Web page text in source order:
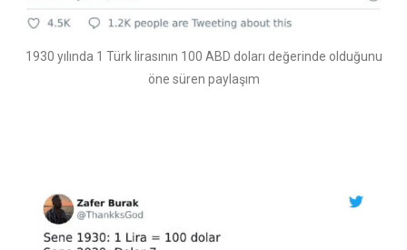
1930 yılında 1 Türk lirasının 100 ABD doları değerinde olduğunu
öne süren paylaşım